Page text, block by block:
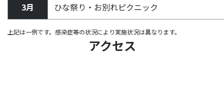
3月 ひな祭り・お別れピクニック
上記は一例です。感染症等の状況により実施状況は異なります。
アクセス